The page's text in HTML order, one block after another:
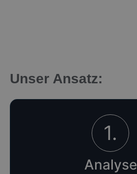
Unser Ansatz:
1.
Analyse